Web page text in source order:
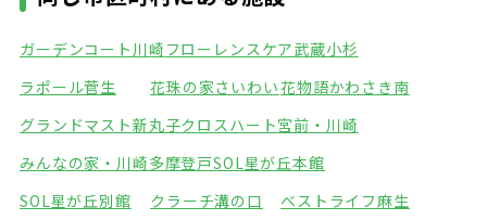
ガーデンコート川崎 フローレンスケア武蔵小杉
ラポール菅生
花珠の家さいわい花物語かわさき南
グランドマスト新丸子クロスハート宮前・川崎
みんなの家・川崎多摩登戸SOL星が丘本館
SOL星が丘別館
クラーチ溝の口
ベストライフ麻生